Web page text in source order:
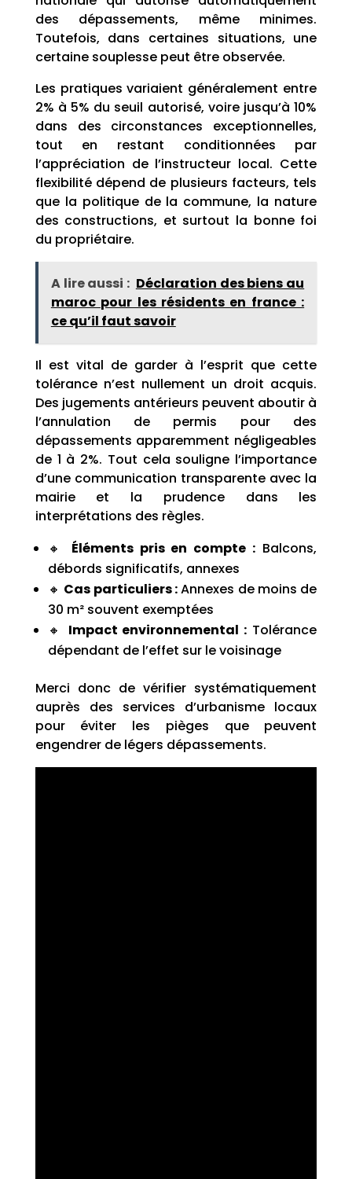
des dépassements, même minimes.
Toutefois, dans certaines situations, une
certaine souplesse peut être observée.
Les pratiques variaient généralement entre
2% à 5% du seuil autorisé, voire jusqu’à 10%
dans des circonstances exceptionnelles,
tout en restant conditionnées par
l’appréciation de l’instructeur local. Cette
flexibilité dépend de plusieurs facteurs, tels
que la politique de la commune, la nature
des constructions, et surtout la bonne foi
du propriétaire.
A lire aussi : Déclaration des biens au
maroc pour les résidents en france :
ce qu’il faut savoir
Il est vital de garder à l’esprit que cette
tolérance n’est nullement un droit acquis.
Des jugements antérieurs peuvent aboutir à
l’annulation de permis pour des
dépassements apparemment négligeables
de 1 à 2%. Tout cela souligne l’importance
d’une communication transparente avec la
mairie et la prudence dans les
interprétations des règles.
🔸 Éléments pris en compte : Balcons,
débords significatifs, annexes
🔸 Cas particuliers :Annexes de moins de
30 m² souvent exemptées
🔸 Impact environnemental : Tolérance
dépendant de l’effet sur le voisinage
Merci donc de vérifier systématiquement
auprès des services d’urbanisme locaux
pour éviter les pièges que peuvent
engendrer de légers dépassements.